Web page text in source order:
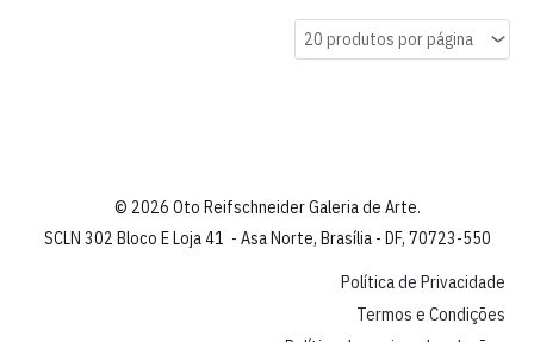
© 2026 Oto Reifschneider Galeria de Arte.
SCLN 302 Bloco E Loja 41 - Asa Norte, Brasília - DF, 70723-550
Política de Privacidade
Termos e Condições